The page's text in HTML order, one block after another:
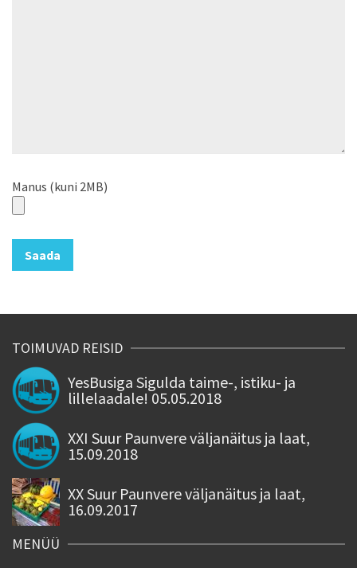
Manus (kuni 2MB)
TOIMUVAD REISID
YesBusiga Sigulda taime-, istiku- ja
lillelaadale! 05.05.2018
XXI Suur Paunvere väljanäitus ja laat,
15.09.2018
XX Suur Paunvere väljanäitus ja laat,
16.09.2017
MENÜÜ